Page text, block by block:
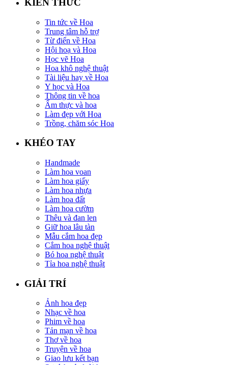
KIẾN THỨC
Tin tức về Hoa
Trung tâm hỗ trợ
Từ điển về Hoa
Hội hoạ và Hoa
Học vẽ Hoa
Hoa khô nghệ thuật
Tài liệu hay về Hoa
Y học và Hoa
Thông tin về hoa
Ẩm thực và hoa
Làm đẹp với Hoa
Trồng, chăm sóc Hoa
KHÉO TAY
Handmade
Làm hoa voan
Làm hoa giấy
Làm hoa nhựa
Làm hoa đất
Làm hoa cườm
Thêu và đan len
Giữ hoa lâu tàn
Mẫu cắm hoa đẹp
Cắm hoa nghệ thuật
Bó hoa nghệ thuật
Tỉa hoa nghệ thuật
GIẢI TRÍ
Ảnh hoa đẹp
Nhạc về hoa
Phim về hoa
Tản mạn về hoa
Thơ về hoa
Truyện về hoa
Giao lưu kết bạn